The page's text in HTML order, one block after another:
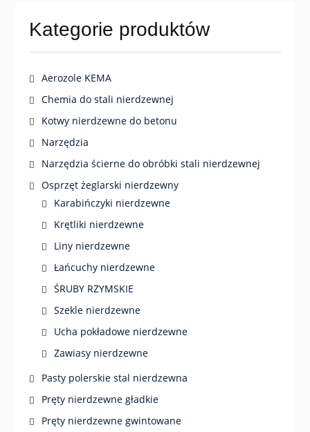
Kategorie produktów
Aerozole KEMA
Chemia do stali nierdzewnej
Kotwy nierdzewne do betonu
Narzędzia
Narzędzia ścierne do obróbki stali nierdzewnej
Osprzęt żeglarski nierdzewny
Karabińczyki nierdzewne
Krętliki nierdzewne
Liny nierdzewne
Łańcuchy nierdzewne
ŚRUBY RZYMSKIE
Szekle nierdzewne
Ucha pokładowe nierdzewne
Zawiasy nierdzewne
Pasty polerskie stal nierdzewna
Pręty nierdzewne gładkie
Pręty nierdzewne gwintowane